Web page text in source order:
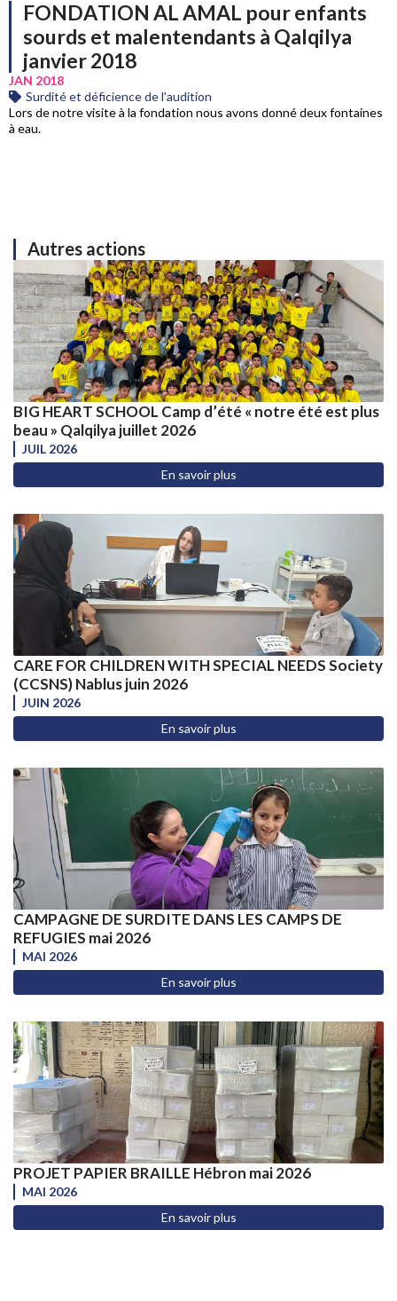
FONDATION AL AMAL pour enfants
sourds et malentendants à Qalqilya
janvier 2018
JAN 2018
Surdité et déficience de l'audition
Lors de notre visite à la fondation nous avons donné deux fontaines
à eau.
Autres actions
BIG HEART SCHOOL Camp d’été « notre été est plus
beau » Qalqilya juillet 2026
JUIL 2026
En savoir plus
CARE FOR CHILDREN WITH SPECIAL NEEDS Society
(CCSNS) Nablus juin 2026
JUIN 2026
En savoir plus
CAMPAGNE DE SURDITE DANS LES CAMPS DE
REFUGIES mai 2026
MAI 2026
En savoir plus
PROJET PAPIER BRAILLE Hébron mai 2026
MAI 2026
En savoir plus